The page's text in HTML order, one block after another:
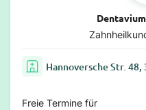
Hannoversche Str. 48,
Freie Termine für